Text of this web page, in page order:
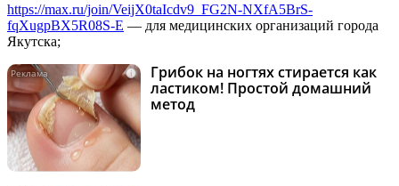
https://max.ru/join/VeijX0taIcdv9_FG2N-NXfA5BrS-
fqXugpBX5R08S-E — для медицинских организаций города
Якутска;
i
Грибок на ногтях стирается как
ластиком! Простой домашний
метод